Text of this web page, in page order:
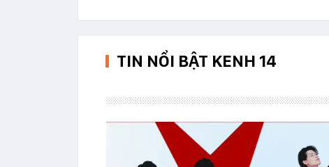
TIN NỔI BẬT KENH 14